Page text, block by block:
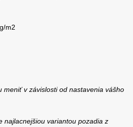
m2
meniť v závislosti od nastavenia vášho
najlacnejšiou variantou pozadia z